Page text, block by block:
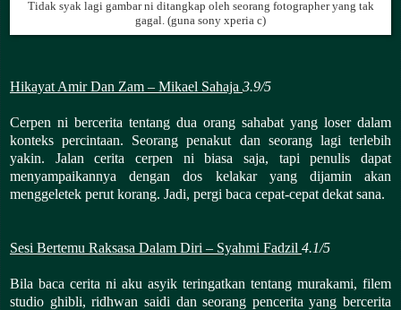
Tidak syak lagi gambar ni ditangkap oleh seorang fotographer yang tak
gagal. (guna sony xperia c)
Hikayat Amir Dan Zam – Mikael Sahaja 3.9/5
Cerpen ni bercerita tentang dua orang sahabat yang loser dalam
konteks percintaan. Seorang penakut dan seorang lagi terlebih
yakin. Jalan cerita cerpen ni biasa saja, tapi penulis dapat
menyampaikannya dengan dos kelakar yang dijamin akan
menggeletek perut korang. Jadi, pergi baca cepat-cepat dekat sana.
Sesi Bertemu Raksasa Dalam Diri – Syahmi Fadzil 4.1/5
Bila baca cerita ni aku asyik teringatkan tentang murakami, filem
studio ghibli, ridhwan saidi dan seorang pencerita yang bercerita